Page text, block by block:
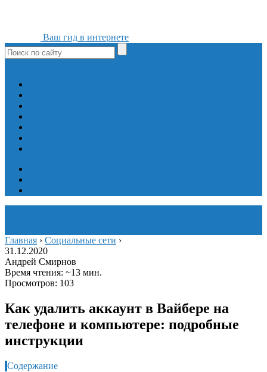
Ваш гид в интернете
Главная › Социальные сети ›
31.12.2020
Андрей Смирнов
Время чтения: ~13 мин.
Просмотров: 103
Как удалить аккаунт в Вайбере на
телефоне и компьютере: подробные
инструкции
Содержание